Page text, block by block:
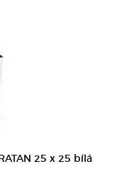
25 x 25 bílá